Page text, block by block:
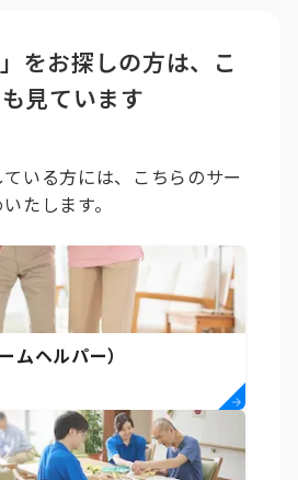
」をお探しの方は、こ
見ています
いる方には、こちらのサー
たします。
ムヘルパー）